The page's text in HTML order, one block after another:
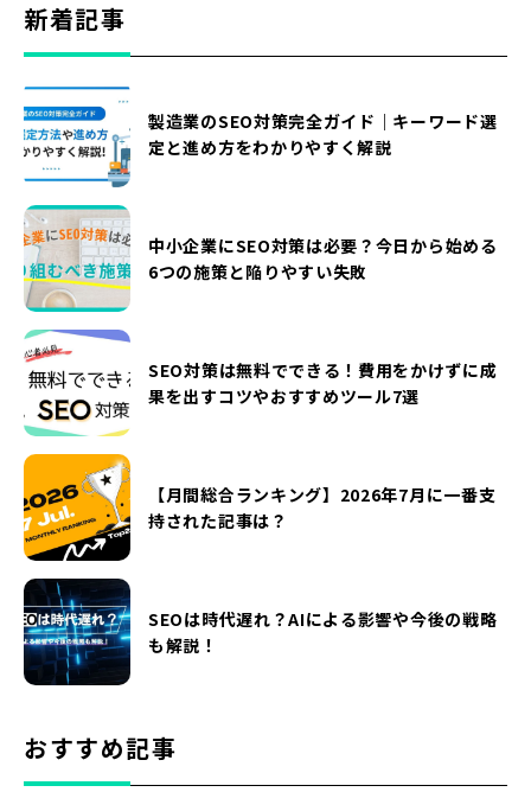
新着記事
製造業のSEO対策完全ガイド｜キーワード選
定と進め方をわかりやすく解説
中小企業にSEO対策は必要？今日から始める
6つの施策と陥りやすい失敗
SEO対策は無料でできる！費用をかけずに成
果を出すコツやおすすめツール7選
【月間総合ランキング】2026年7月に一番支
持された記事は？
SEOは時代遅れ？AIによる影響や今後の戦略
も解説！
おすすめ記事